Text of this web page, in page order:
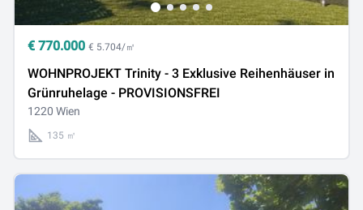
€ 770.000 € 5.704/㎡
WOHNPROJEKT Trinity - 3 Exklusive Reihenhäuser in
Grünruhelage - PROVISIONSFREI
1220 Wien
135 ㎡